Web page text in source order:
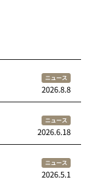
ニュース
2026.8.8
ニュース
2026.6.18
ニュース
2026.5.1